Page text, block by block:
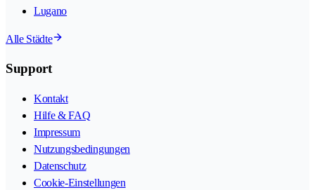
Lugano
Alle Städte
Support
Kontakt
Hilfe & FAQ
Impressum
Nutzungsbedingungen
Datenschutz
Cookie-Einstellungen